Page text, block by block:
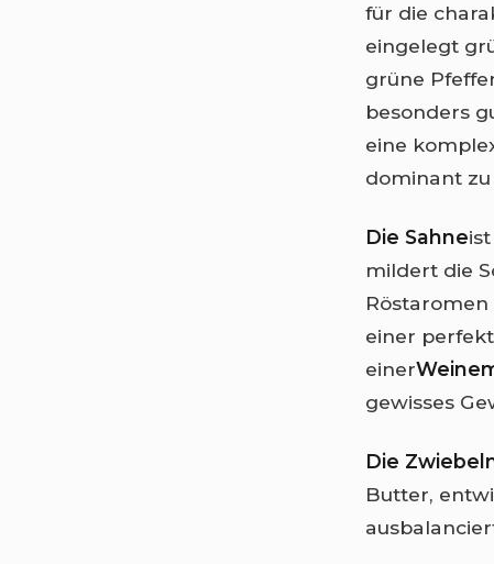
für die
eingelegt
grüne
besonders
eine
dominant
Die Sahne
mildert die
einer
einer
gewisses
Die
Butter,